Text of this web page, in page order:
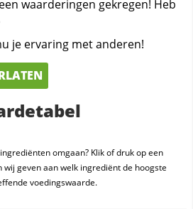
waarderingen gekregen! Heb
je ervaring met anderen!
omgaan? Klik of druk op een
wij geven aan welk ingrediënt de hoogste
voedingswaarde.